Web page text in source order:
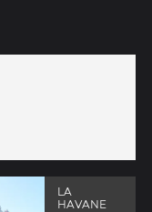
LA
HAVANE